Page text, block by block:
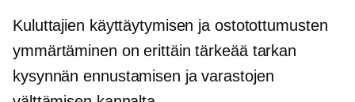
Kuluttajien käyttäytymisen ja ostotottumusten
ymmärtäminen on erittäin tärkeää tarkan
kysynnän ennustamisen ja varastojen